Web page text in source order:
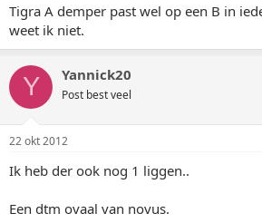
Tigra A demper past wel op een B in
weet ik niet.
Y Yannick20
Post best veel
22 okt 2012
Ik heb der ook nog 1 liggen..
Een dtm ovaal van novus.